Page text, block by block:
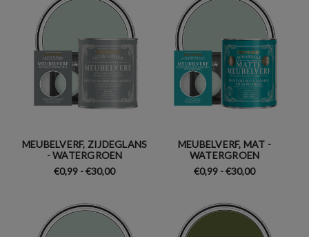
MEUBELVERF, ZIJDEGLANS
- WATERGROEN
€0,99 - €30,00
MEUBELVERF, MAT -
WATERGROEN
€0,99 - €30,00